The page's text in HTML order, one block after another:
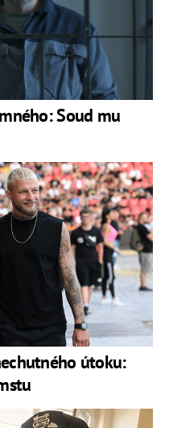
Soud mu
útoku: